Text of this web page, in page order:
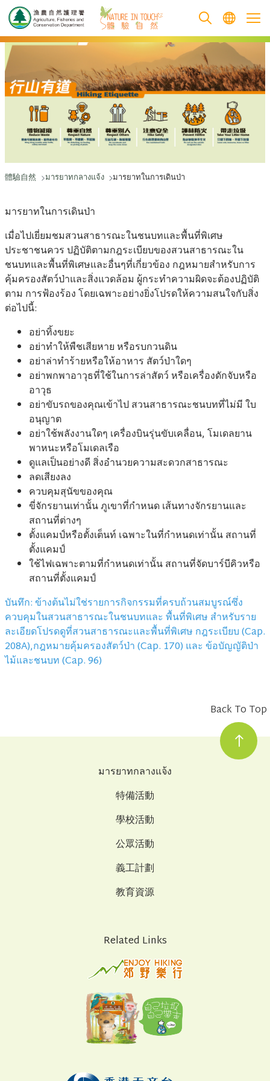
跳至主要內容
體驗自然 มารยาทกลางแจ้ง มารยาทในการเดินป่า
มารยาทในการเดินป่า
เมื่อไปเยี่ยมชมสวนสาธารณะในชนบทและพื้นที่พิเศษ
ประชาชนควร ปฏิบัติตามกฎระเบียบของสวนสาธารณะใน
ชนบทและพื้นที่พิเศษและอื่นๆที่เกี่ยวข้อง กฎหมายสำหรับการ
คุ้มครองสัตว์ป่าและสิ่งแวดล้อม ผู้กระทําความผิดจะต้องปฏิบัติ
ตาม การฟ้องร้อง โดยเฉพาะอย่างยิ่งโปรดให้ความสนใจกับสิ่ง
ต่อไปนี้:
อย่าทิ้งขยะ
อย่าทำให้พืชเสียหาย หรือรบกวนดิน
อย่าล่าทำร้ายหรือให้อาหาร สัตว์ป่าใดๆ
อย่าพกพาอาวุธที่ใช้ในการล่าสัตว์ หรือเครื่องดักจับหรือ
อาวุธ
อย่าขับรถของคุณเข้าไป สวนสาธารณะชนบทที่ไม่มี ใบ
อนุญาต
อย่าใช้พลังงานใดๆ เครื่องบินรุ่นขับเคลื่อน, โมเดลยาน
พาหนะหรือโมเดลเรือ
ดูแลเป็นอย่างดี สิ่งอํานวยความสะดวกสาธารณะ
ลดเสียงลง
ควบคุมสุนัขของคุณ
ขี่จักรยานเท่านั้น ภูเขาที่กําหนด เส้นทางจักรยานและ
สถานที่ต่างๆ
ตั้งแคมป์หรือตั้งเต็นท์ เฉพาะในที่กําหนดเท่านั้น สถานที่
ตั้งแคมป์
ใช้ไฟเฉพาะตามที่กําหนดเท่านั้น สถานที่จัดบาร์บีคิวหรือ
สถานที่ตั้งแคมป์
บันทึก: ข้างต้นไม่ใช่รายการกิจกรรมที่ครบถ้วนสมบูรณ์ซึ่ง
ควบคุมในสวนสาธารณะในชนบทและ พื้นที่พิเศษ สําหรับราย
ละเอียดโปรดดูที่สวนสาธารณะและพื้นที่พิเศษ กฎระเบียบ (Cap.
208A),กฎหมายคุ้มครองสัตว์ป่า (Cap. 170) และ ข้อบัญญัติป่า
ไม้และชนบท (Cap. 96)
Back To Top
มารยาทกลางแจ้ง
特備活動
學校活動
公眾活動
義工計劃
教育資源
Related Links